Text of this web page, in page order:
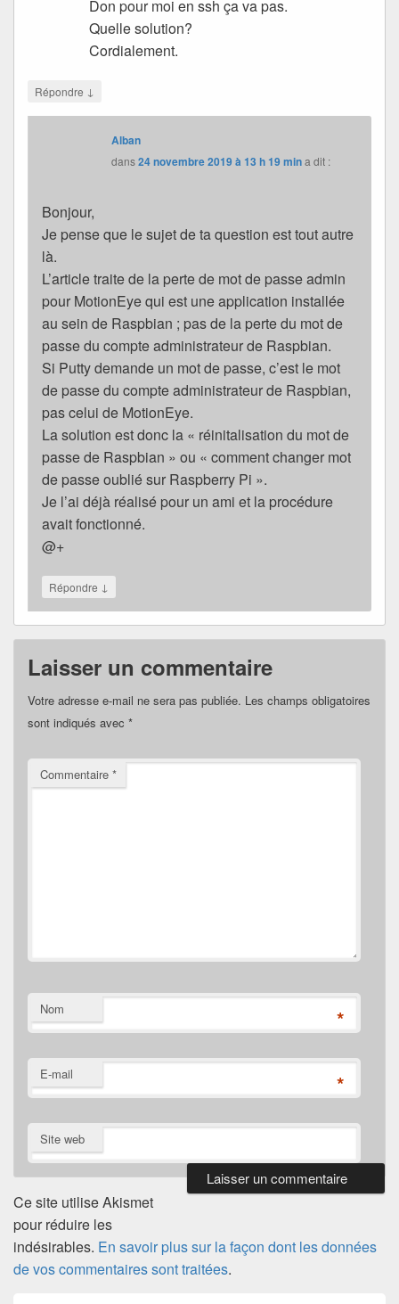
Don pour moi en ssh ça va pas.
Quelle solution?
Cordialement.
Répondre ↓
Alban
dans24 novembre 2019 à 13 h 19 mina dit :
Bonjour,
Je pense que le sujet de ta question est tout autre
là.
L’article traite de la perte de mot de passe admin
pour MotionEye qui est une application installée
au sein de Raspbian ; pas de la perte du mot de
passe du compte administrateur de Raspbian.
Si Putty demande un mot de passe, c’est le mot
de passe du compte administrateur de Raspbian,
pas celui de MotionEye.
La solution est donc la « réinitalisation du mot de
passe de Raspbian » ou « comment changer mot
de passe oublié sur Raspberry Pi ».
Je l’ai déjà réalisé pour un ami et la procédure
avait fonctionné.
@+
Répondre ↓
Laisser un commentaire
Votre adresse e-mail ne sera pas publiée. Les champs obligatoires
sont indiqués avec *
Commentaire *
Nom *
E-mail *
Site web
Ce site utilise Akismet
pour réduire les
indésirables. En savoir plus sur la façon dont les données
de vos commentaires sont traitées.